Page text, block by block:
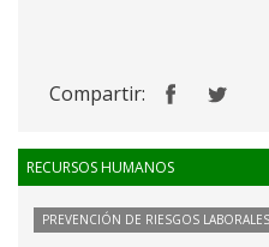
Compartir:
RECURSOS HUMANOS
PREVENCIÓN DE RIESGOS LABORALES